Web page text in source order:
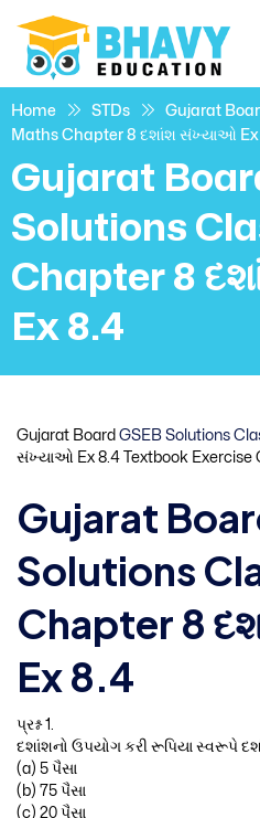
Home STDs
Gujarat
Maths Chapter 8 દશાંશ સંખ્યાઓ
Gujarat
Solutions
Chapter 8
Ex 8.4
Gujarat Board GSEB Solutions
સંખ્યાઓ Ex 8.4 Textbook Exercise
Gujarat
Solutions
Chapter 8
Ex 8.4
પ્રશ્ન 1.
દશાંશનો ઉપયોગ કરી રૂપિયા સ્વરૂપે
(a) 5 પૈસા
(b) 75 પૈસા
(c) 20 પૈસા